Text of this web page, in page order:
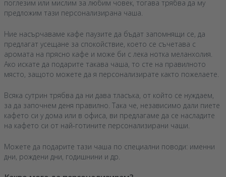
поглезим или мислим за любим човек, тогава трябва да му
предложим тази персонализирана чаша.
Ние насърчаваме кафе паузите да бъдат запомнящи се, да
предлагат усещане за спокойствие, което се съчетава с
аромата на прясно кафе и може би с лека нотка меланхолия.
Ако искате да подарите такава чаша, то сте на правилното
място, защото можете да я персонализирате както пожелаете.
Всяка сутрин трябва да ни дава тласъка, от който се нуждаем,
за да започнем деня правилно. Така че, независимо дали пиете
кафето си у дома или в офиса, ви предлагаме да се насладите
на кафето си от най-готините персонализирани чаши.
Можете да подарите тази чаша по специални поводи: именни
дни, рождени дни, годишнини и др.